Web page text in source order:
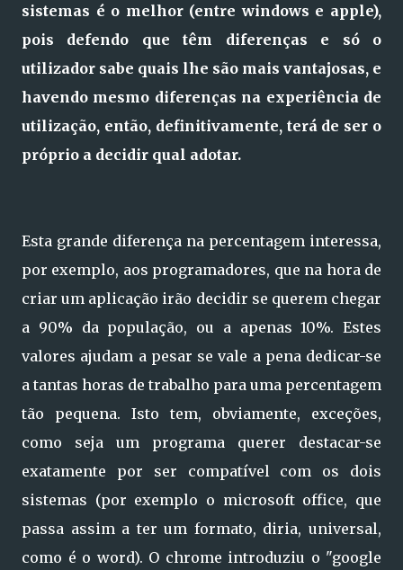
sistemas é o melhor (entre windows e apple),
pois defendo que têm diferenças e só o
utilizador sabe quais lhe são mais vantajosas, e
havendo mesmo diferenças na experiência de
utilização, então, definitivamente, terá de ser o
próprio a decidir qual adotar.
Esta grande diferença na percentagem interessa,
por exemplo, aos programadores, que na hora de
criar um aplicação irão decidir se querem chegar
a 90% da população, ou a apenas 10%. Estes
valores ajudam a pesar se vale a pena dedicar-se
a tantas horas de trabalho para uma percentagem
tão pequena. Isto tem, obviamente, exceções,
como seja um programa querer destacar-se
exatamente por ser compatível com os dois
sistemas (por exemplo o microsoft office, que
passa assim a ter um formato, diria, universal,
como é o word). O chrome introduziu o "google